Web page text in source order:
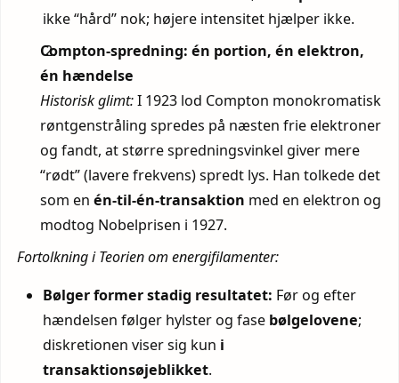
ikke “hård” nok; højere intensitet hjælper ikke.
Compton-spredning: én portion, én elektron,
én hændelse
Historisk glimt:I 1923 lod Compton monokromatisk
røntgenstråling spredes på næsten frie elektroner
og fandt, at større spredningsvinkel giver mere
“rødt” (lavere frekvens) spredt lys. Han tolkede det
som enén-til-én-transaktion med en elektron og
modtog Nobelprisen i 1927.
Fortolkning i Teorien om energifilamenter:
Bølger former stadig resultatet: Før og efter
hændelsen følger hylster og fase bølgelovene;
diskretionen viser sig kun i
transaktionsøjeblikket.